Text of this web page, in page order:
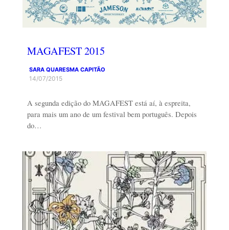
MAGAFEST 2015
SARA QUARESMA CAPITÃO
14/07/2015
A segunda edição do MAGAFEST está aí, à espreita,
para mais um ano de um festival bem português. Depois
do…